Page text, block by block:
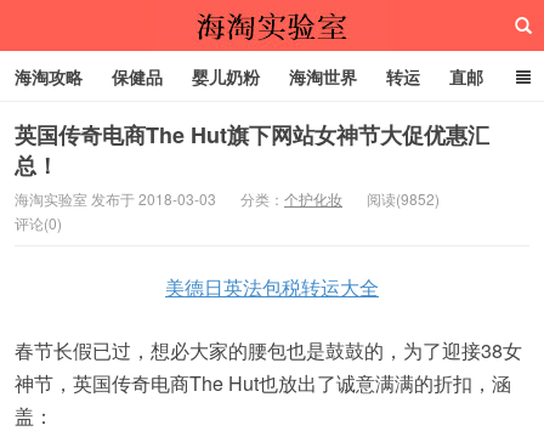
海淘实验室
海淘攻略 保健品 婴儿奶粉 海淘世界 转运 直邮
代购服务
英国传奇电商The Hut旗下网站女神节大促优惠汇
总！
海淘实验室 发布于 2018-03-03 分类： 个护化妆
阅读(9852)
评论(0)
美德日英法包税转运大全
春节长假已过，想必大家的腰包也是鼓鼓的，为了迎接38女
神节，英国传奇电商The Hut也放出了诚意满满的折扣，涵
盖：